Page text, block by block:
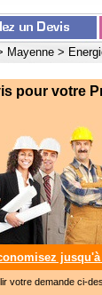
Mayenne >
pour votre
jusqu'à
votre demande ci-